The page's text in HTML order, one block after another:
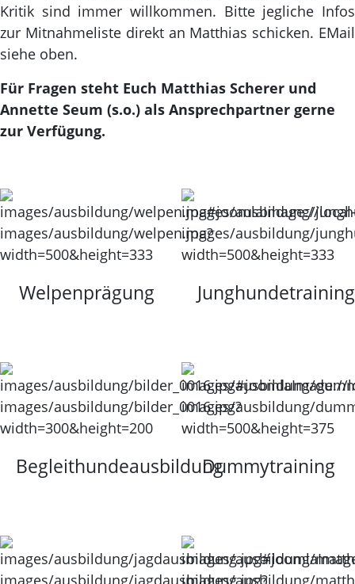
Kritik sind immer willkommen. Bitte jegliche Infos
zur Mitnahmeliste direkt an Matthias schicken. EMail
siehe oben.
Für Fragen steht Euch Matthias Scherer und
Annette Seum (s.o.) als Ansprechpartner gerne
zur Verfügung.
Welpenprägung Junghundetraining
BegleithundeausbildungDummytraining